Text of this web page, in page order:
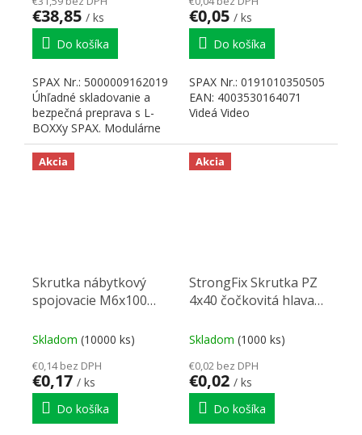
€38,85 / ks
Do košíka
SPAX Nr.: 5000009162019
Úhľadné skladovanie a
bezpečná preprava s L-
BOXXy SPAX. Modulárne
usporiadanie. 100%...
€0,05 / ks
Do košíka
SPAX Nr.: 0191010350505
EAN: 4003530164071
Videá Video
Akcia
Skrutka nábytkový
spojovacie M6x100
hlava 15mm
Skladom (10000 ks)
€0,14 bez DPH
€0,17 / ks
Do košíka
Akcia
StrongFix Skrutka PZ
4x40 čočkovitá hlava
PZ2
Skladom (1000 ks)
€0,02 bez DPH
€0,02 / ks
Do košíka